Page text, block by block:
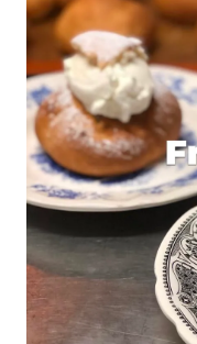
Enregistrer mon
navigateur pour